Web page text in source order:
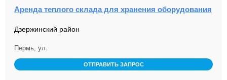
Аренда теплого склада для хранения оборудования
Дзержинский район
Пермь, ул.
ОТПРАВИТЬ ЗАПРОС